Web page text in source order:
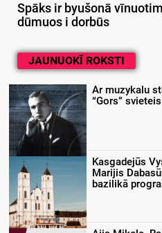
Spāks ir byušonā
dūmuos i dorbūs
JAUNUOKĪ ROKSTI
Ar muzykalu
“Gors”
Kasgadejūs
Marijis
bazilikā